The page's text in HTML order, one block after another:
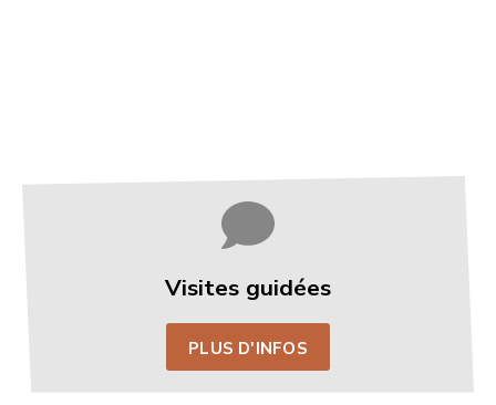
Visites guidées
PLUS D'INFOS